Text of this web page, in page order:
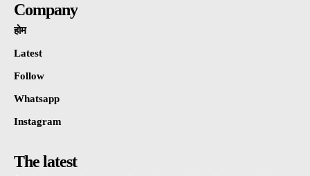
Company
होम
Latest
Follow
Whatsapp
Instagram
The latest